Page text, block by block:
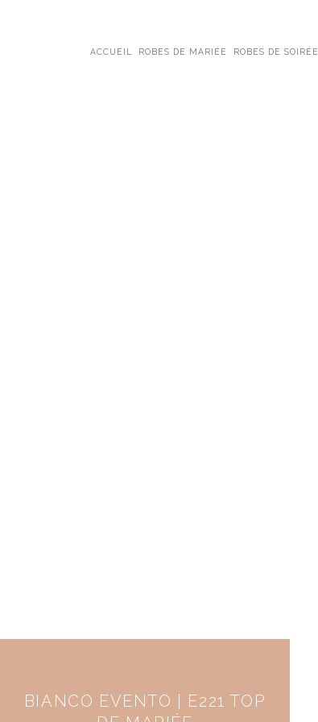
ACCUEIL ROBES DE MARIÉE ROBES DE SOIRÉE
BIANCO EVENTO | E221 TOP